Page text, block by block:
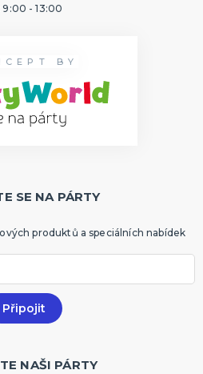
9:00 - 13:00
BY
SE NA PÁRTY
produktů a speciálních nabídek
NAŠI PÁRTY